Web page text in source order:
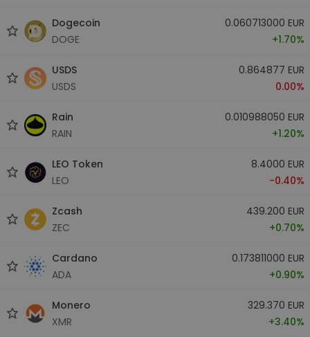
Dogecoin
DOGE
0.060713000 EUR
+1.70%
USDS
USDS
0.864877 EUR
0.00%
Rain
RAIN
0.010988050 EUR
+1.20%
LEO Token
LEO
8.4000 EUR
-0.40%
Zcash
ZEC
439.200 EUR
+0.70%
Cardano
ADA
0.173811000 EUR
+0.90%
Monero
XMR
329.370 EUR
+3.40%